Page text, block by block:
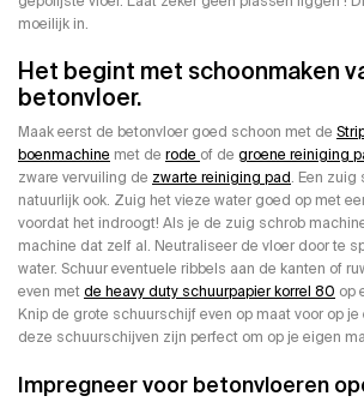
moeilijk in.
Het begint met schoonmaken
betonvloer.
Maak eerst de betonvloer goed schoon met de
boenmachine met de rode of de groene reiniging
zware vervuiling de zwarte reiniging pad. Een zuig
natuurlijk ook. Zuig het vieze water goed op met
voordat het indroogt! Als je de zuig schrob
machine dat zelf al. Neutraliseer de vloer door te
water. Schuur eventuele ribbels aan de kanten of
even metde heavy duty schuurpapier korrel 80 op
Knip de grote schuurschijf even op maat voor op
deze schuurschijven zijn perfect om op je eigen
Impregneer voor betonvloeren